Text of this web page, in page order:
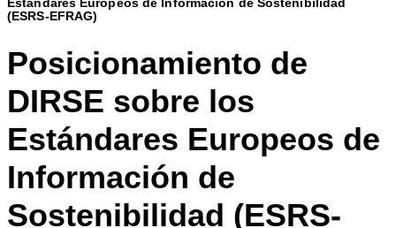
Estándares Europeos de Información de Sostenibilidad
(ESRS-EFRAG)
Posicionamiento de
DIRSE sobre los
Estándares Europeos de
Información de
Sostenibilidad (ESRS-